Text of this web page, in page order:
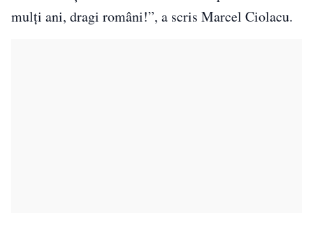
mulţi ani, dragi români!”, a scris Marcel Ciolacu.